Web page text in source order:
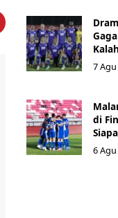
7 Agu
di
6 Agu